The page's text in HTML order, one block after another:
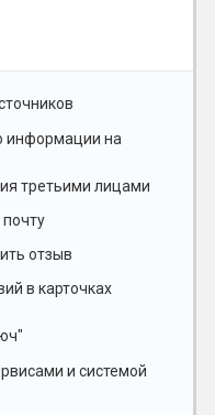
информации на
третьими лицами
отзыв
в карточках
и системой